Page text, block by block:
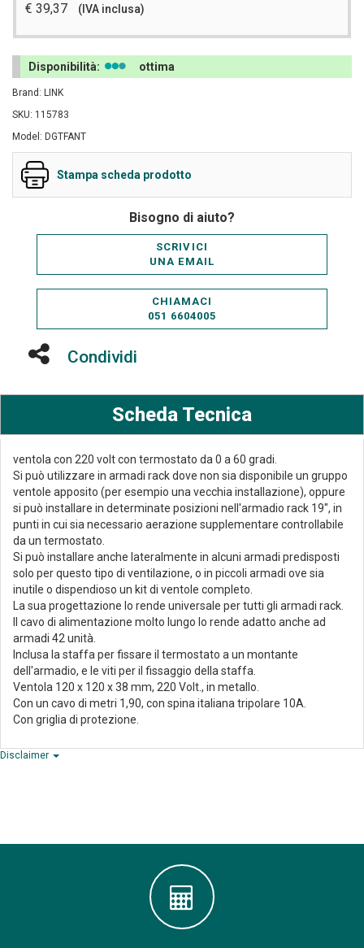
€ 39,37 (IVA inclusa)
Disponibilità: ottima
Brand: LINK
SKU: 115783
Model: DGTFANT
Stampa scheda prodotto
Bisogno di aiuto?
SCRIVICI
UNA EMAIL
CHIAMACI
051 6604005
Condividi
Scheda Tecnica
ventola con 220 volt con termostato da 0 a 60 gradi.
Si può utilizzare in armadi rack dove non sia disponibile un gruppo
ventole apposito (per esempio una vecchia installazione), oppure
si può installare in determinate posizioni nell'armadio rack 19", in
punti in cui sia necessario aerazione supplementare controllabile
da un termostato.
Si può installare anche lateralmente in alcuni armadi predisposti
solo per questo tipo di ventilazione, o in piccoli armadi ove sia
inutile o dispendioso un kit di ventole completo.
La sua progettazione lo rende universale per tutti gli armadi rack.
Il cavo di alimentazione molto lungo lo rende adatto anche ad
armadi 42 unità.
Inclusa la staffa per fissare il termostato a un montante
dell'armadio, e le viti per il fissaggio della staffa.
Ventola 120 x 120 x 38 mm, 220 Volt., in metallo.
Con un cavo di metri 1,90, con spina italiana tripolare 10A.
Con griglia di protezione.
Disclaimer